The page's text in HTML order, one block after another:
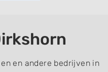
en andere bedrijven in